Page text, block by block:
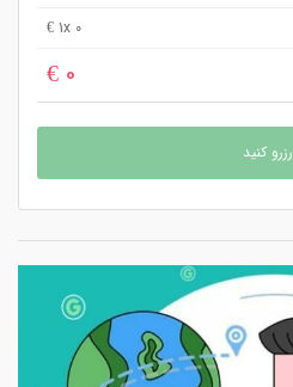
1x 0 €
0 €
رزرو کنید